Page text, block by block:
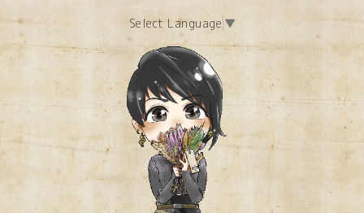
Select Language ▼